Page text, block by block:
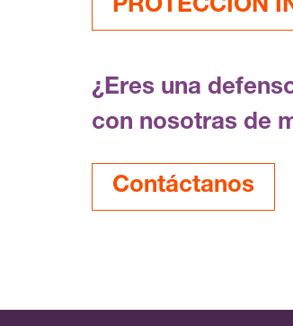
PROTECCIÓN
¿Eres una
con nosotras de
Contáctanos